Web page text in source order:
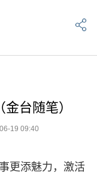
台随笔）
19 09:40
更添魅力，激活